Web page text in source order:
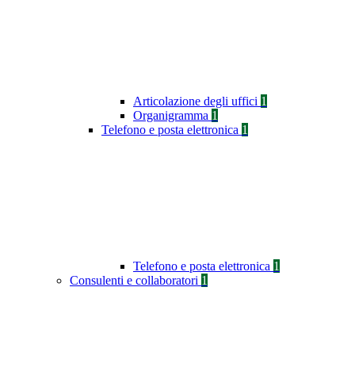
Articolazione degli uffici 1
Organigramma 1
Telefono e posta elettronica 1
Telefono e posta elettronica 1
Consulenti e collaboratori 1